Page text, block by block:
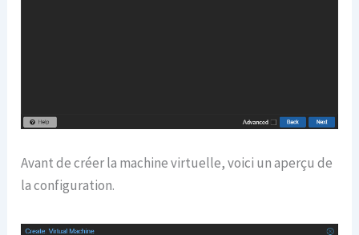
Avant de créer la machine virtuelle, voici un aperçu de
la configuration.